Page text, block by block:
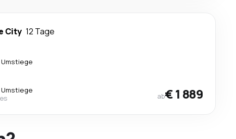
City 12 Tage
Umstiege
Umstiege
ab€ 1 889